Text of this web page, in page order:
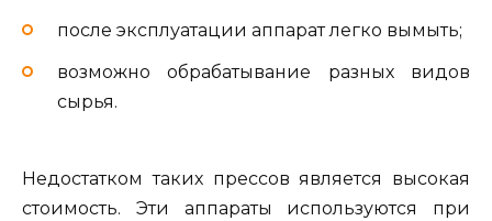
после эксплуатации аппарат легко вымыть;
возможно обрабатывание разных видов
сырья.
Недостатком таких прессов является высокая
стоимость. Эти аппараты используются при